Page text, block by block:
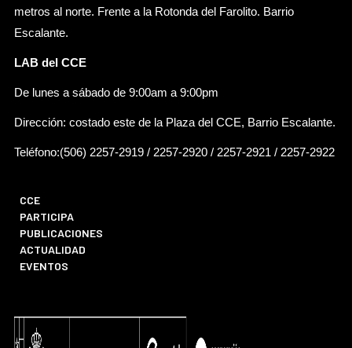
metros al norte. Frente a la Rotonda del Farolito. Barrio
Escalante.
LAB del CCE
De lunes a sábado de 9:00am a 9:00pm
Dirección: costado este de la Plaza del CCE, Barrio Escalante.
Teléfono:(506) 2257-2919 / 2257-2920 / 2257-2921 / 2257-2922
CCE
PARTICIPA
PUBLICACIONES
ACTUALIDAD
EVENTOS